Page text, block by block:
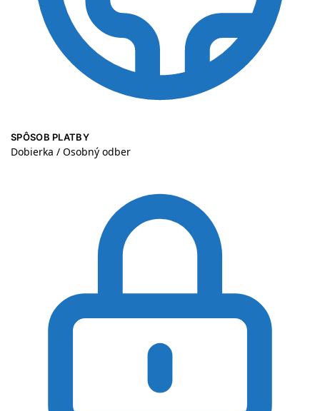
SPÔSOB PLATBY
Dobierka / Osobný odber